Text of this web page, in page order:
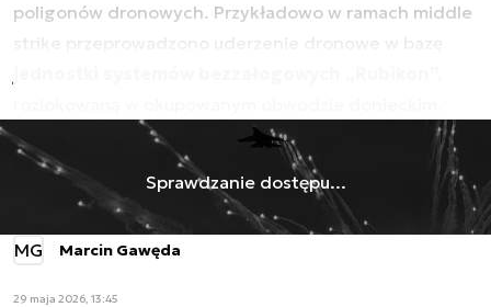
poligonów dronowych. Przykładowo w ramach middle
strike przeprowadzono uderzenie dronowe w bazę
Sprawdzanie dostępu...
MG Marcin Gawęda
29 maja 2026, 13:45